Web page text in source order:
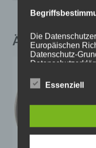
Ähnliche
Die
Europäischen
Datenschutz-
dies zu
Begrifflichkeiten
Wir verwenden
Essenziell